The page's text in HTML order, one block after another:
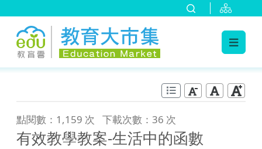
點閱數：1,159 次 下載次數：36 次
有效教學教案-生活中的函數